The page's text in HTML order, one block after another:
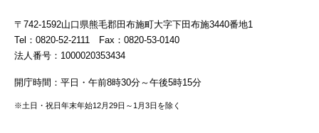
〒742-1592山口県熊毛郡田布施町大字下田布施3440番地1
Tel：0820-52-2111 Fax：0820-53-0140
法人番号：1000020353434
開庁時間：平日・午前8時30分～午後5時15分
※土日・祝日年末年始12月29日～1月3日を除く